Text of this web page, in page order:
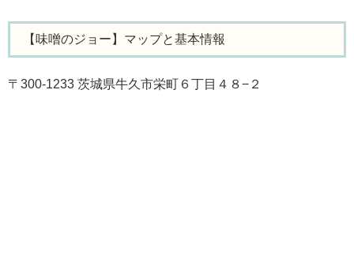
【味噌のジョー】マップと基本情報
〒300-1233 茨城県牛久市栄町６丁目４８−２